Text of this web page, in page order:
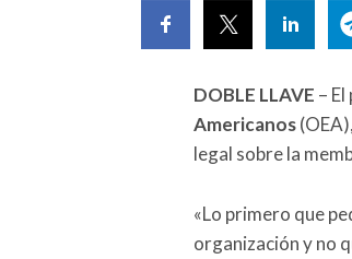
DOBLE LLAVE –
Americanos
legal sobre la
«Lo primero que
organización y no